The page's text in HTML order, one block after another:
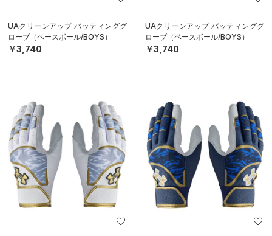
UAクリーンアップ バッティンググ
ローブ（ベースボール/BOYS）
￥3,740
UAクリーンアップ バッティンググ
ローブ（ベースボール/BOYS）
￥3,740